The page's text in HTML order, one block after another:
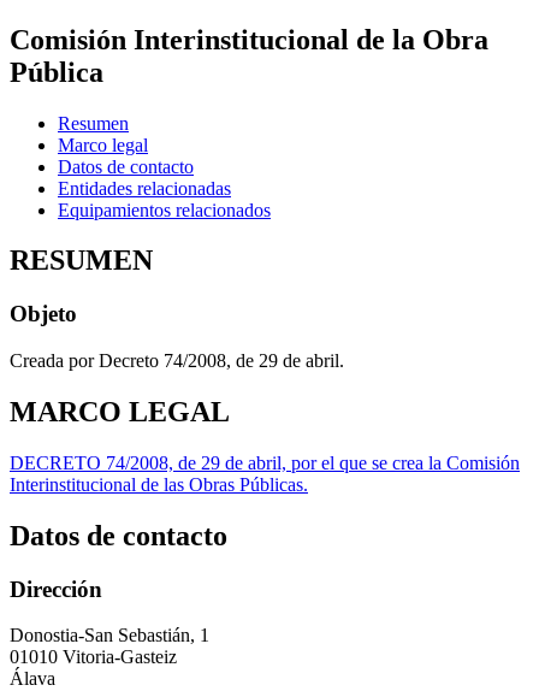
Comisión Interinstitucional de la Obra
Pública
Resumen
Marco legal
Datos de contacto
Entidades relacionadas
Equipamientos relacionados
RESUMEN
Objeto
Creada por Decreto 74/2008, de 29 de abril.
MARCO LEGAL
DECRETO 74/2008, de 29 de abril, por el que se crea la Comisión
Interinstitucional de las Obras Públicas.
Datos de contacto
Dirección
Donostia-San Sebastián, 1
01010 Vitoria-Gasteiz
Álava